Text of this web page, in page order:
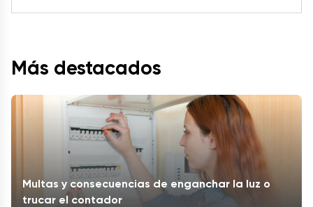
Más destacados
Multas y consecuencias de enganchar la luz o
trucar el contador